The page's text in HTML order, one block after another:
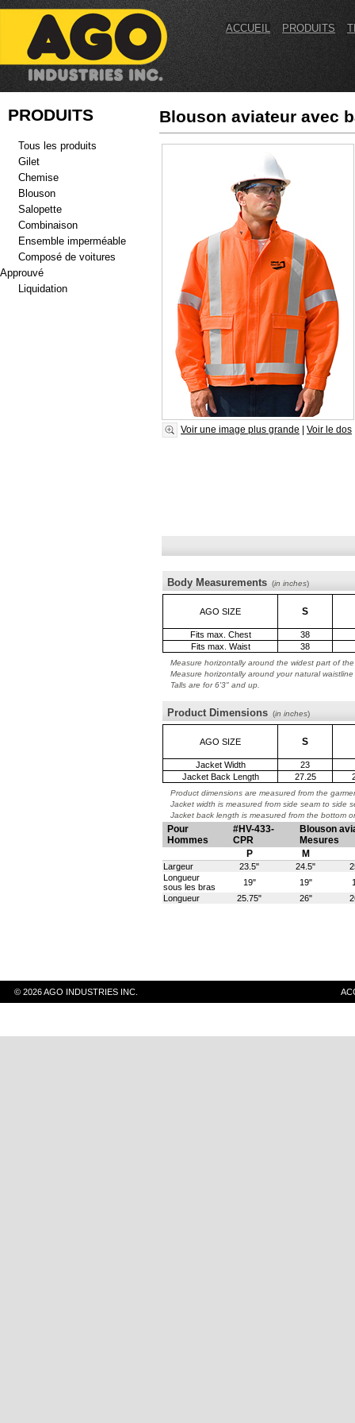
ACCUEIL PRODUITS
PRODUITS
Tous les produits
Gilet
Chemise
Blouson
Salopette
Combinaison
Ensemble imperméable
Composé de voitures
Approuvé
Liquidation
Blouson aviateur avec
Voir une image plus grande | Voir le dos
Body Measurements (in inches)
AGO SIZE S
Fits max. Chest
38
Fits max. Waist
38
Measure horizontally around the widest part of
Measure horizontally around your natural
Talls are for 6'3" and up.
Product Dimensions (in inches)
AGO SIZE S
Jacket Width
23
Jacket Back Length
27.25
Product dimensions are measured from the
Jacket width is measured from side seam to side
Jacket back length is measured from the bottom
Pour
Hommes
#HV-433-
CPR
Blouson
Mesures
P
M
Largeur 23.5" 24.5"
Longueur
sous les bras
19" 19"
Longueur
25.75" 26"
© 2026 AGO INDUSTRIES INC.